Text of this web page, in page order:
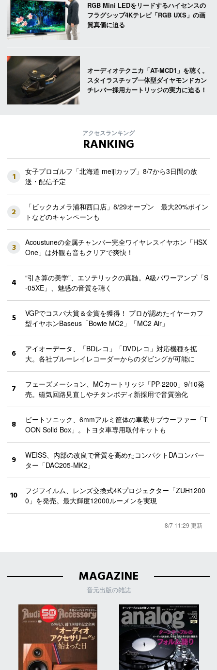
RGB Mini LEDをリードするハイセンスの
フラグシップ4Kテレビ「RGB UXS」の画
質真価に迫る
オーディオテクニカ「AT-MCD1」を聴く。
スタイラスチップ一体型ダイヤモンドカン
チレバー採用カートリッジの実力に迫る！
アクセスランキング
RANKING
1
女子プロゴルフ「北海道 meijiカップ」8/7から3日間の放
送・配信予定
2
「ビックカメラ浦和西口店」8/29オープン 最大20%ポイン
トなどのキャンペーンも
3
Acoustuneの金属チャンバー完全ワイヤレスイヤホン「HSX
One」は外観も音もクリアで爽快！
4
“引き算の美学”、エソテリックの真髄。A級パワーアンプ「S
-05XE」、魅惑の音質を聴く
5
VGPでコスパ大賞＆金賞を獲得！ プロが認めたイヤーカフ
型イヤホンBaseus「Bowie MC2」「MC2 Air」
6
アイオーデータ、「BDレコ」「DVDレコ」対応機種を拡
大。各社ブルーレイレコーダーからのダビングが可能に
7
フェーズメーション、MCカートリッジ「PP-2200」9/10発
売。磁気回路見直しやチタンボディ新採用で音質強化
8
ビートソニック、6mmアルミ筐体の車載サブウーファー「T
OON Solid Box」。トヨタ車専用取付キットも
9
WEISS、内部の改良で音質を高めたコンパクトDAコンバー
ター「DAC205-MK2」
10
フジフイルム、レンズ交換式4Kプロジェクター「ZUH1200
0」を発売。最大輝度12000ルーメンを実現
8/7 11:29 更新
MAGAZINE
音元出版の雑誌